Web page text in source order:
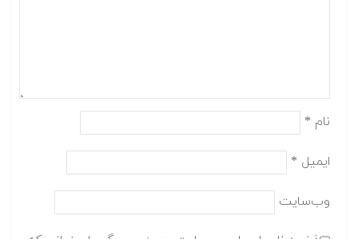
نام *
ایمیل *
وب‌سایت